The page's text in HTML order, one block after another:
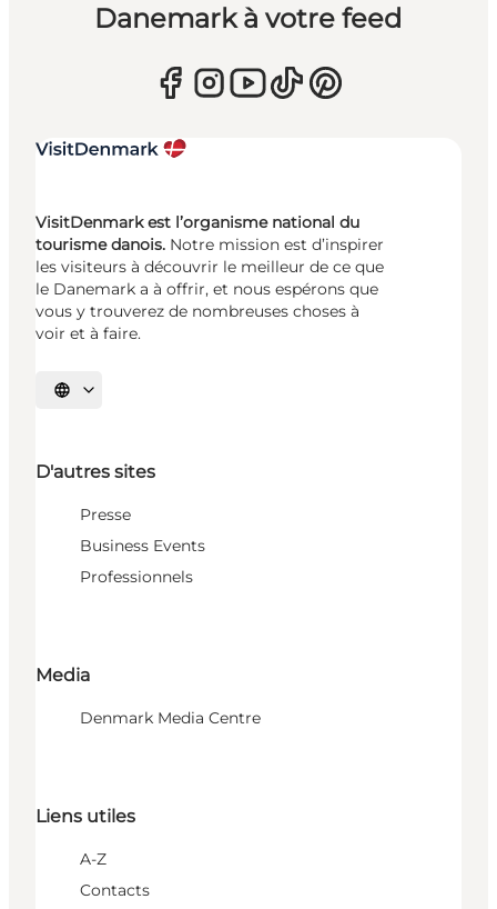
Danemark à votre feed
VisitDenmark est l’organisme national du
tourisme danois. Notre mission est d’inspirer
les visiteurs à découvrir le meilleur de ce que
le Danemark a à offrir, et nous espérons que
vous y trouverez de nombreuses choses à
voir et à faire.
Choisissez la langue
D'autres sites
Presse
Business Events
Professionnels
Media
Denmark Media Centre
Liens utiles
A-Z
Contacts